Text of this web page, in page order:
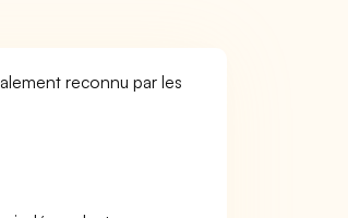
reconnu par les